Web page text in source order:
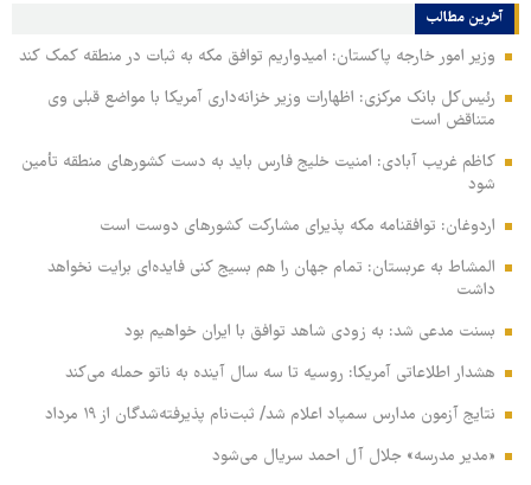
آخرین مطالب
وزیر امور خارجه پاکستان: امیدواریم توافق مکه به ثبات در منطقه کمک کند
رئیس‌کل بانک مرکزی: اظهارات وزیر خزانه‌داری آمریکا با مواضع قبلی وی
متناقض است
کاظم غریب آبادی: امنیت خلیج فارس باید به دست کشورهای منطقه تأمین
شود
اردوغان: توافقنامه مکه پذیرای مشارکت کشورهای دوست است
المشاط به عربستان: تمام جهان را هم بسیج کنی فایده‌ای برایت نخواهد
داشت
بسنت مدعی شد: به زودی شاهد توافق با ایران خواهیم بود
هشدار اطلاعاتی آمریکا: روسیه تا سه سال آینده به ناتو حمله می‌کند
نتایج آزمون مدارس سمپاد اعلام شد/ ثبت‌نام پذیرفته‌شدگان از ۱۹ مرداد
«مدیر مدرسه» جلال آل احمد سریال می‌شود